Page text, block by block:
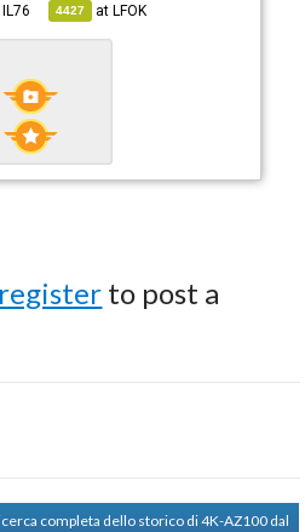
IL76 4427 atLFOK
register to post a
completa dello storico di 4K-AZ100 dal